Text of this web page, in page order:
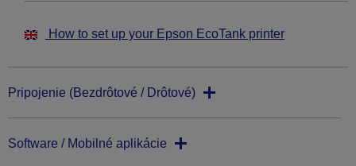
How to set up your Epson EcoTank printer
Pripojenie (Bezdrôtové / Drôtové)
Software / Mobilné aplikácie